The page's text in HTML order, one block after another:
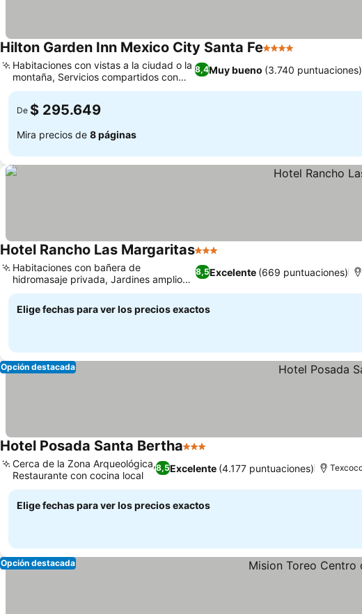
Hilton Garden Inn Mexico City Santa Fe4 Estrellas
8,4Muy bueno (3.740 puntuaciones)
Habitaciones con vistas a la ciudad o la
montaña, Servicios compartidos con
DoubleTree
De $ 295.649
Mira precios de 8 páginas
Hotel Rancho Las Margaritas3 Estrellas
8,5Excelente (669 puntuaciones)
Habitaciones con bañera de
hidromasaje privada, Jardines amplios
y piscina exterior
Elige fechas para ver los precios exactos
Opción destacada
Hotel Posada Santa Bertha3 Estrellas
8,5Excelente (4.177 puntuaciones)
Cerca de la Zona Arqueológica,
Restaurante con cocina local
Elige fechas para ver los precios exactos
Opción destacada